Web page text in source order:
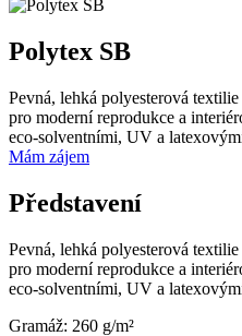
Polytex SB
Pevná, lehká polyesterová
pro moderní reprodukce a
eco-solventními, UV a
Mám zájem
Představení
Pevná, lehká polyesterová
pro moderní reprodukce a
eco-solventními, UV a
Gramáž: 260 g/m²